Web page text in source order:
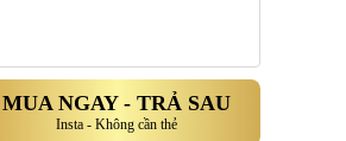
MUA NGAY - TRẢ SAU
Insta - Không cần thẻ